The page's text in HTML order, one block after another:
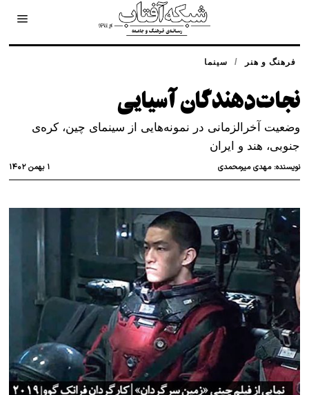
سینما / فرهنگ و هنر
نجات‌دهندگان آسیایی
وضعیت آخر‌الزمانی در نمونه‌هایی از سینمای چین، کره‌ی
جنوبی، هند و ایران
نویسنده:مهدی میرمحمدی ۱ بهمن ۱۴۰۲